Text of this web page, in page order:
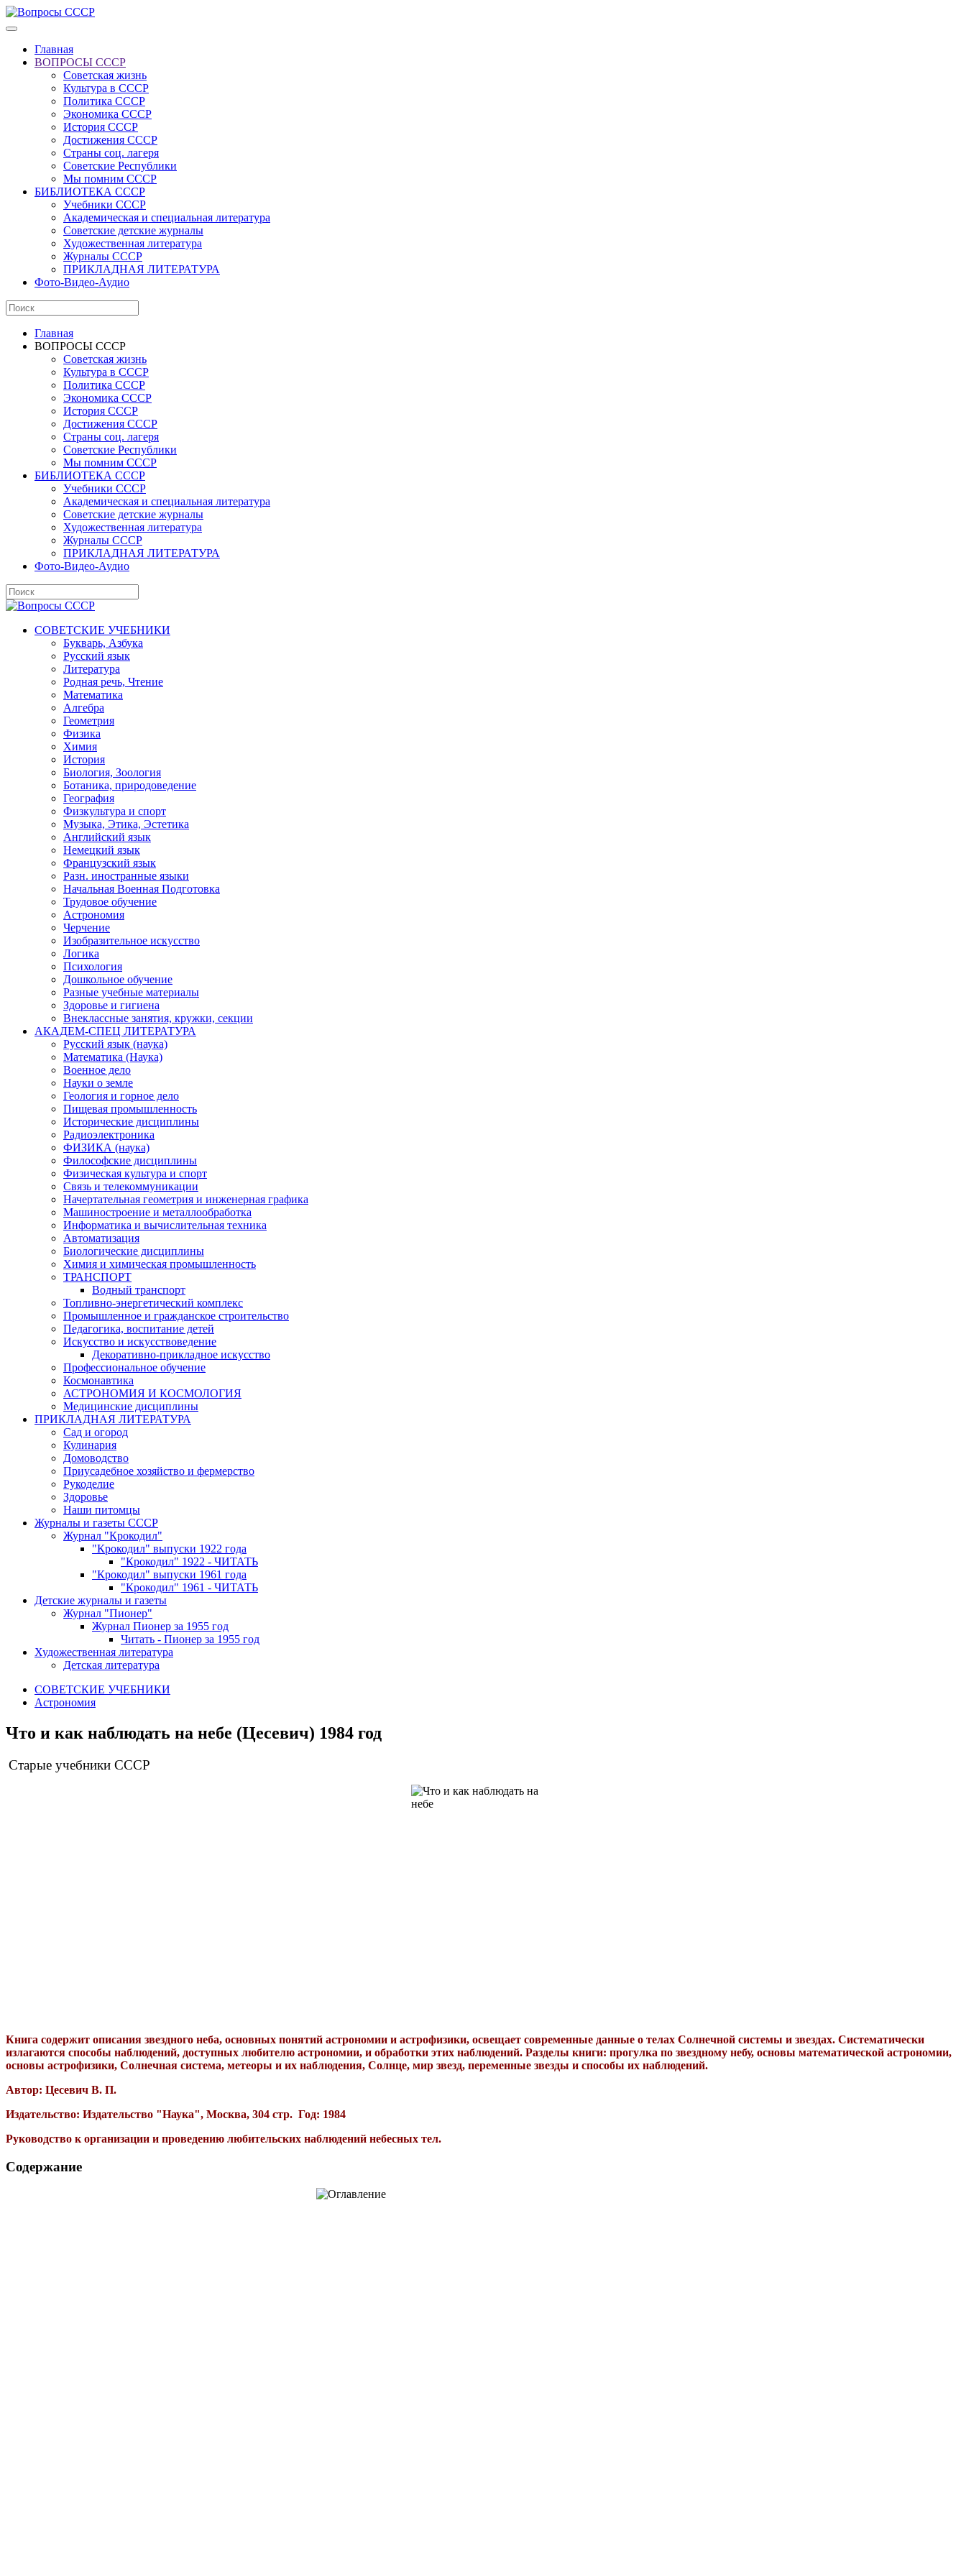
Главная
ВОПРОСЫ СССР
Советская жизнь
Культура в СССР
Политика СССР
Экономика СССР
История СССР
Достижения СССР
Страны соц. лагеря
Советские Республики
Мы помним СССР
БИБЛИОТЕКА СССР
Учебники СССР
Академическая и специальная литература
Советские детские журналы
Художественная литература
Журналы СССР
ПРИКЛАДНАЯ ЛИТЕРАТУРА
Фото-Видео-Аудио
Главная
ВОПРОСЫ СССР
Советская жизнь
Культура в СССР
Политика СССР
Экономика СССР
История СССР
Достижения СССР
Страны соц. лагеря
Советские Республики
Мы помним СССР
БИБЛИОТЕКА СССР
Учебники СССР
Академическая и специальная литература
Советские детские журналы
Художественная литература
Журналы СССР
ПРИКЛАДНАЯ ЛИТЕРАТУРА
Фото-Видео-Аудио
СОВЕТСКИЕ УЧЕБНИКИ
Букварь, Азбука
Русский язык
Литература
Родная речь, Чтение
Математика
Алгебра
Геометрия
Физика
Химия
История
Биология, Зоология
Ботаника, природоведение
География
Физкультура и спорт
Музыка, Этика, Эстетика
Английский язык
Немецкий язык
Французский язык
Разн. иностранные языки
Начальная Военная Подготовка
Трудовое обучение
Астрономия
Черчение
Изобразительное искусство
Логика
Психология
Дошкольное обучение
Разные учебные материалы
Здоровье и гигиена
Внеклассные занятия, кружки, секции
АКАДЕМ-СПЕЦ ЛИТЕРАТУРА
Русский язык (наука)
Математика (Наука)
Военное дело
Науки о земле
Геология и горное дело
Пищевая промышленность
Исторические дисциплины
Радиоэлектроника
ФИЗИКА (наука)
Философские дисциплины
Физическая культура и спорт
Связь и телекоммуникации
Начертательная геометрия и инженерная графика
Машиностроение и металлообработка
Информатика и вычислительная техника
Автоматизация
Биологические дисциплины
Химия и химическая промышленность
ТРАНСПОРТ
Водный транспорт
Топливно-энергетический комплекс
Промышленное и гражданское строительство
Педагогика, воспитание детей
Искусство и искусствоведение
Декоративно-прикладное искусство
Профессиональное обучение
Космонавтика
АСТРОНОМИЯ И КОСМОЛОГИЯ
Медицинские дисциплины
ПРИКЛАДНАЯ ЛИТЕРАТУРА
Сад и огород
Кулинария
Домоводство
Приусадебное хозяйство и фермерство
Рукоделие
Здоровье
Наши питомцы
Журналы и газеты СССР
Журнал "Крокодил"
"Крокодил" выпуски 1922 года
"Крокодил" 1922 - ЧИТАТЬ
"Крокодил" выпуски 1961 года
"Крокодил" 1961 - ЧИТАТЬ
Детские журналы и газеты
Журнал "Пионер"
Журнал Пионер за 1955 год
Читать - Пионер за 1955 год
Художественная литература
Детская литература
СОВЕТСКИЕ УЧЕБНИКИ
Астрономия
Что и как наблюдать на небе (Цесевич) 1984 год
Старые учебники СССР
Книга содержит описания звездного неба, основных понятий астрономии и астрофизики, освещает современные данные о телах Солнечной системы и звездах. Систематически
излагаются способы наблюдений, доступных любителю астрономии, и обработки этих наблюдений. Разделы книги: прогулка по звездному небу, основы математической астрономии,
основы астрофизики, Солнечная система, метеоры и их наблюдения, Солнце, мир звезд, переменные звезды и способы их наблюдений.
Автор: Цесевич В. П.
Издательство: Издательство "Наука", Москва, 304 стр. Год: 1984
Руководство к организации и проведению любительских наблюдений небесных тел.
Содержание